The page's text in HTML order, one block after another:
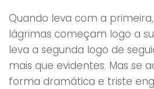
Quando leva com a
lágrimas começam logo a
leva a segunda logo de
mais que evidentes. Mas se
forma dramática e triste